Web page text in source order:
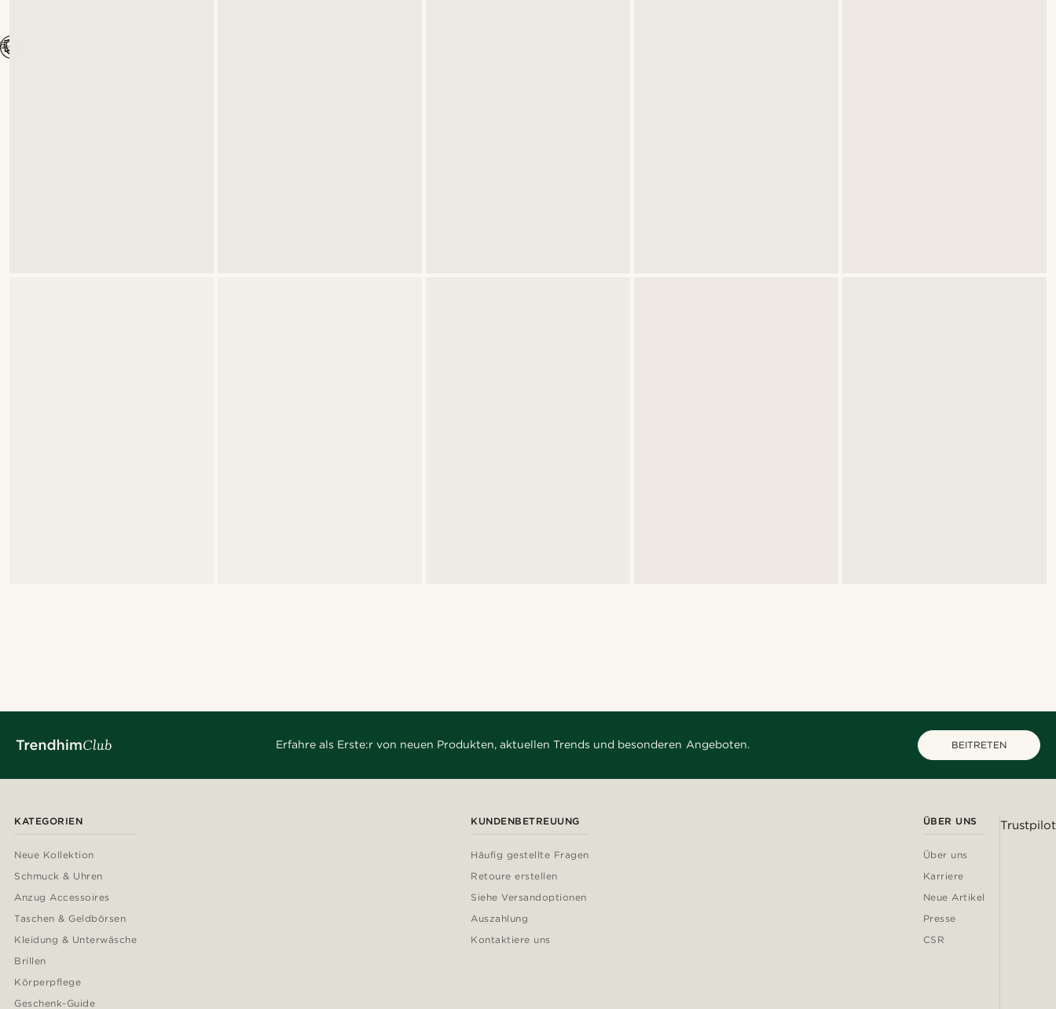
Erfahre als Erste:r von neuen Produkten, aktuellen Trends und besonderen Angeboten. BEITRETEN
KATEGORIEN
Neue Kollektion
Schmuck & Uhren
Anzug Accessoires
Taschen & Geldbörsen
Kleidung & Unterwäsche
Brillen
Körperpflege
Geschenk-Guide
KUNDENBETREUUNG
Häufig gestellte Fragen
Retoure erstellen
Siehe Versandoptionen
Auszahlung
Kontaktiere uns
ÜBER UNS
Über uns
Karriere
Neue Artikel
Presse
CSR
Trustpilot